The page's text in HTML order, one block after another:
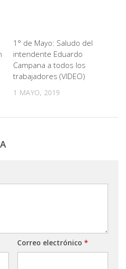
1° de Mayo: Saludo del
intendente Eduardo
Campana a todos los
trabajadores (VIDEO)
1 MAYO, 2019
Correo electrónico *